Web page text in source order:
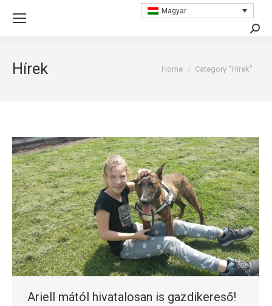
Magyar
Hírek You are here:
Home Category "Hírek"
Ariell mától hivatalosan is gazdikereső!